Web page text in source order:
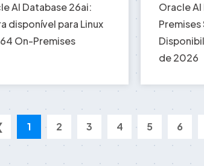
AI Database 26ai:
disponível para Linux
On-Premises
Oracle
Premises
de 2026
1 2 3 4 5 6